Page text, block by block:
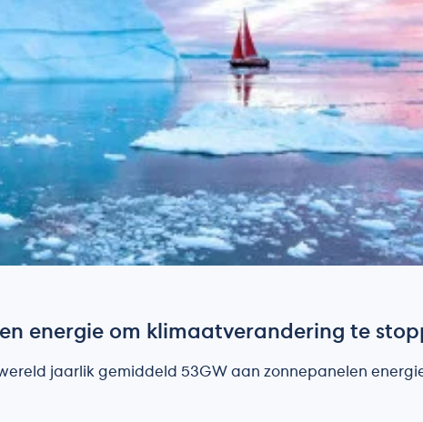
energie om klimaatverandering te
jaarlik gemiddeld 53GW aan zonnepanelen